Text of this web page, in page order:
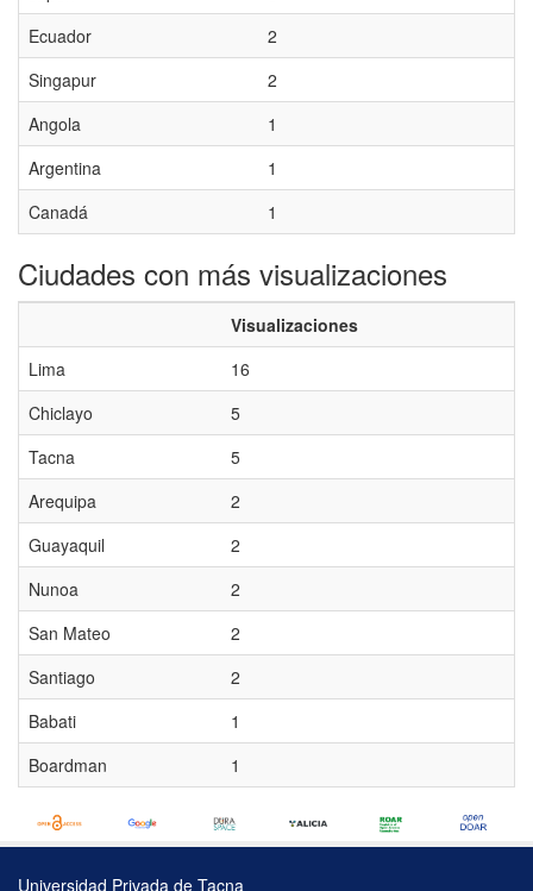
Ecuador
2
Singapur
2
Angola
1
Argentina
1
Canadá
1
Ciudades con más visualizaciones
Visualizaciones
Lima
16
Chiclayo
5
Tacna
5
Arequipa
2
Guayaquil
2
Nunoa
2
San Mateo
2
Santiago
2
Babati
1
Boardman
1
Universidad Privada de Tacna